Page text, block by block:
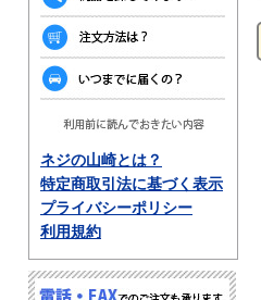
ネジの山崎とは？
特定商取引法に基づく表示
プライバシーポリシー
利用規約